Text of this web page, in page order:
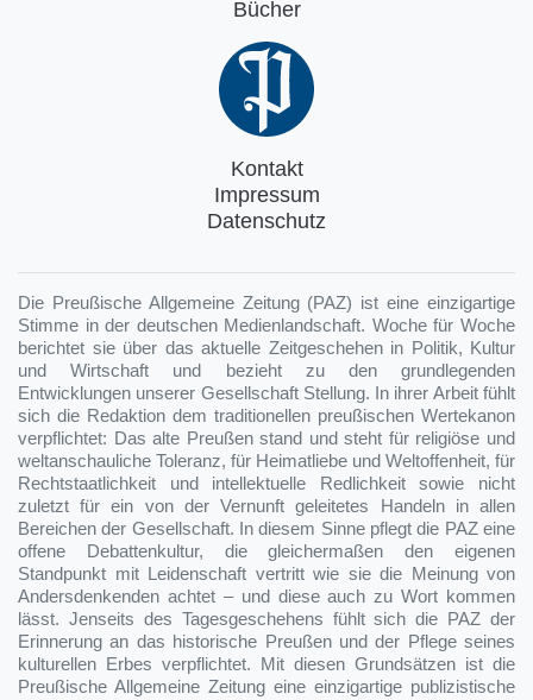
Bücher
Kontakt
Impressum
Datenschutz
Die Preußische Allgemeine Zeitung (PAZ) ist eine einzigartige
Stimme in der deutschen Medienlandschaft. Woche für Woche
berichtet sie über das aktuelle Zeitgeschehen in Politik, Kultur
und Wirtschaft und bezieht zu den grundlegenden
Entwicklungen unserer Gesellschaft Stellung. In ihrer Arbeit fühlt
sich die Redaktion dem traditionellen preußischen Wertekanon
verpflichtet: Das alte Preußen stand und steht für religiöse und
weltanschauliche Toleranz, für Heimatliebe und Weltoffenheit, für
Rechtstaatlichkeit und intellektuelle Redlichkeit sowie nicht
zuletzt für ein von der Vernunft geleitetes Handeln in allen
Bereichen der Gesellschaft. In diesem Sinne pflegt die PAZ eine
offene Debattenkultur, die gleichermaßen den eigenen
Standpunkt mit Leidenschaft vertritt wie sie die Meinung von
Andersdenkenden achtet – und diese auch zu Wort kommen
lässt. Jenseits des Tagesgeschehens fühlt sich die PAZ der
Erinnerung an das historische Preußen und der Pflege seines
kulturellen Erbes verpflichtet. Mit diesen Grundsätzen ist die
Preußische Allgemeine Zeitung eine einzigartige publizistische